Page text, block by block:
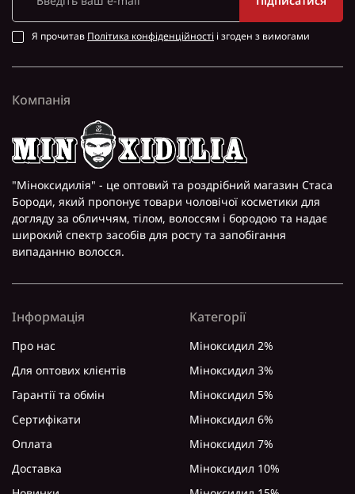
Я прочитав Політика конфіденційності і згоден з вимогами
Компанія
"Міноксидилія" - це оптовий та роздрібний магазин Стаса
Бороди, який пропонує товари чоловічої косметики для
догляду за обличчям, тілом, волоссям і бородою та надає
широкий спектр засобів для росту та запобігання
випаданню волосся.
Інформація
Про нас
Для оптових клієнтів
Гарантії та обмін
Сертифікати
Оплата
Доставка
Категорії
Міноксидил 2%
Міноксидил 3%
Міноксидил 5%
Міноксидил 6%
Міноксидил 7%
Міноксидил 10%